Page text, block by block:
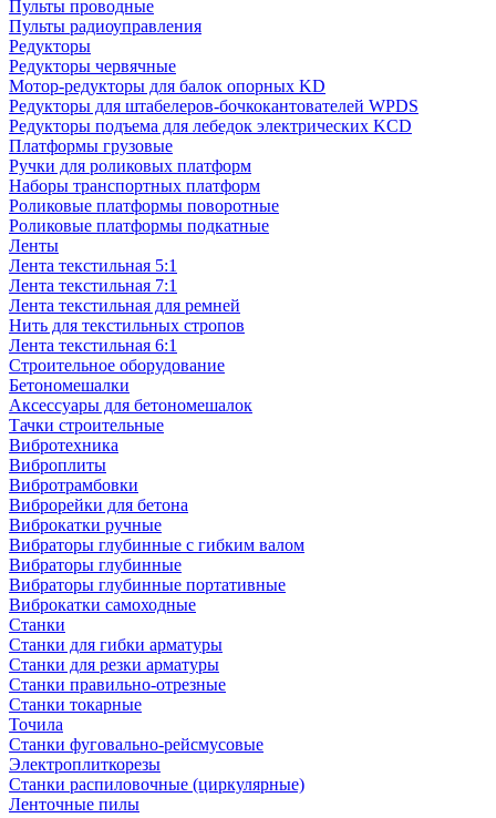
Пульты проводные
Пульты радиоуправления
Редукторы
Редукторы червячные
Мотор-редукторы для балок опорных KD
Редукторы для штабелеров-бочкокантователей WPDS
Редукторы подъема для лебедок электрических KCD
Платформы грузовые
Ручки для роликовых платформ
Наборы транспортных платформ
Роликовые платформы поворотные
Роликовые платформы подкатные
Ленты
Лента текстильная 5:1
Лента текстильная 7:1
Лента текстильная для ремней
Нить для текстильных стропов
Лента текстильная 6:1
Строительное оборудование
Бетономешалки
Аксессуары для бетономешалок
Тачки строительные
Вибротехника
Виброплиты
Вибротрамбовки
Виброрейки для бетона
Виброкатки ручные
Вибраторы глубинные с гибким валом
Вибраторы глубинные
Вибраторы глубинные портативные
Виброкатки самоходные
Станки
Станки для гибки арматуры
Станки для резки арматуры
Станки правильно-отрезные
Станки токарные
Точила
Станки фуговально-рейсмусовые
Электроплиткорезы
Станки распиловочные (циркулярные)
Ленточные пилы